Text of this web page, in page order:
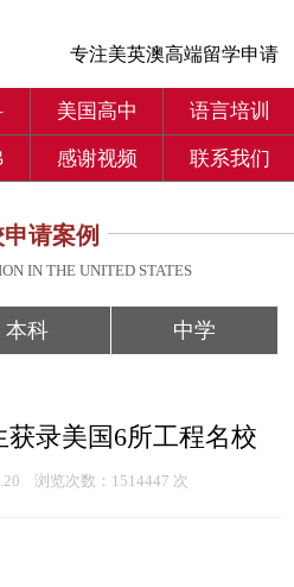
专注美英澳高端留学申请
美国高中 语言培训
感谢视频 联系我们
请案例
IN THE UNITED STATES
本科 中学
录美国6所工程名校
浏览次数：1514447 次